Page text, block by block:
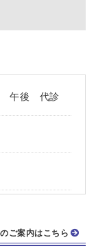
午後 代診
ご案内はこちら